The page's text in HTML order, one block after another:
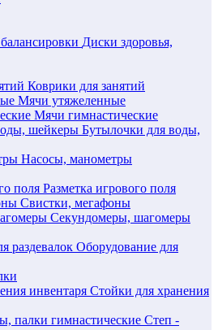
Диски здоровья,
Коврики для занятий
Мячи утяжеленные
Мячи гимнастические
Бутылочки для воды,
Насосы, манометры
Разметка игрового поля
Свистки, мегафоны
Секундомеры, шагомеры
Оборудование для
Стойки для хранения
Степ -